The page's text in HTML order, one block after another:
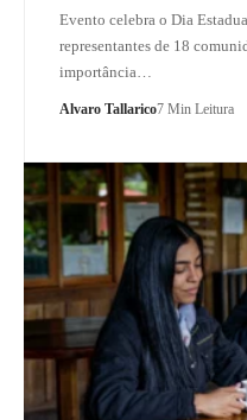
Evento celebra o Dia
representantes de 18
importância…
Alvaro Tallarico7 Min Leitura